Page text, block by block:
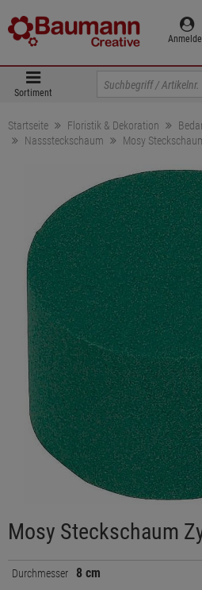
Sortiment
Startseite Floristik & Dekoration
Nasssteckschaum
Mosy
Mosy Steckschaum
Durchmesser 8 cm